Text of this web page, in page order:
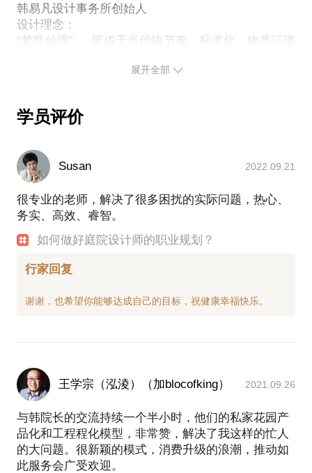
怎么成为一名优秀的设计师？
怎样获得客户？
如何形成自己的设计特色？
庭院景观的天花板在哪里？
其他你希望了解的任何问题。
量具体化的描述你的问题，这样有助于我们更高效的
进行沟通，最大化的利用我们讨论话题的时间。请通
过邮件的方式把你的问题提前发给我，方便我做更为
精确的准备。期待与你的见面
韩易凡设计事务所创始人
设计理念：
“梦抵仙境” 厌倦于当代快节奏、标准化、物质泛滥
真内心的图景，表达充满好奇心的探秘精神，营造令
2018 年度 艾鼎奖
2017 园集奖专家评委
2016 年度 园集奖 新锐设计师/最佳作品奖
2015 年度 篮圈奖
2015 年度中国景观行业领军人才
代表作品：
“乾唐墅”示范区景观软装项目-绿地集团
“世界人工智能大会”主会场景观项目-西岸集团
“金汇四季广场”商业屋顶花园设计施工项目-宝虹地产
“威尼斯花园”庭院设计项目-私人
出版物：
《居尚》《庭院设计》《风格庭院一》《风格庭院
二》《Garden园林》《私家庭院》《景与心会一》
《景与心会三》《造园行业规范指导手册》《私家花
展开全部
学员评价
Susan 2022.09.21
很专业的老师，解决了很多困扰的实际问题，热心、
务实、高效、睿智。
如何做好庭院设计师的职业规划？
行家回复
王学宗（泓淩）（加blocofking） 2021.09.26
与韩院长的交流持续一个半小时，他们的私家花园产
品化和工程程化模型，非常赞，解决了我这样的忙人
的大问题。很新颖的模式，消费升级的浪潮，推动如
此服务会广受欢迎。